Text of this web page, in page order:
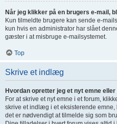
Når jeg klikker på en brugers e-mail,
Kun tilmeldte brugere kan sende e-
kun hvis en administrator har slået
gæster i at misbruge e-mailsystemet.
Top
Skrive et indlæg
Hvordan opretter jeg et nyt emne
For at skrive et nyt emne i et forum,
skrive et indlæg i et eksisterende
det er nødvendigt at tilmelde sig som